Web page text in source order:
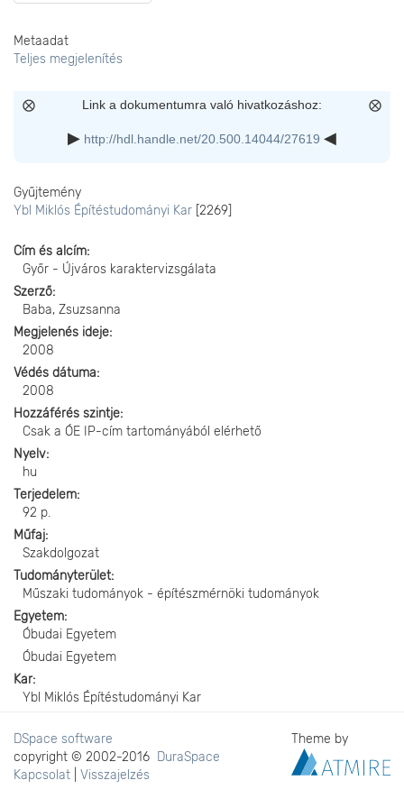
Metaadat
Teljes megjelenítés
Link a dokumentumra való hivatkozáshoz:
http://hdl.handle.net/20.500.14044/27619
Gyűjtemény
Ybl Miklós Építéstudományi Kar [2269]
Cím és alcím
Győr - Újváros karaktervizsgálata
Szerző
Baba, Zsuzsanna
Megjelenés ideje
2008
Védés dátuma
2008
Hozzáférés szintje
Csak a ÓE IP-cím tartományából elérhető
Nyelv
hu
Terjedelem
92 p.
Műfaj
Szakdolgozat
Tudományterület
Műszaki tudományok - építészmérnöki tudományok
Egyetem
Óbudai Egyetem
Óbudai Egyetem
Kar
Ybl Miklós Építéstudományi Kar
DSpace software
copyright © 2002-2016 DuraSpace
Kapcsolat
Visszajelzés
Theme by